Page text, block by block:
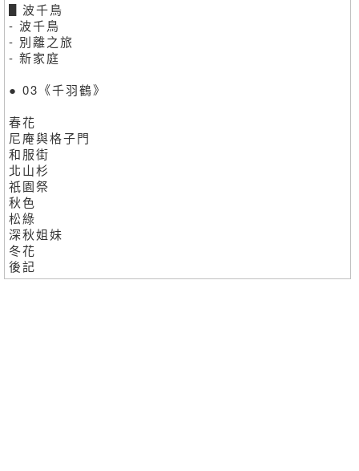
▋波千鳥
- 波千鳥
- 別離之旅
- 新家庭
● 03《千羽鶴》
春花
尼庵與格子門
和服街
北山杉
祇園祭
秋色
松綠
深秋姐妹
冬花
後記